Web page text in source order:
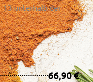
13 unterhalb der
66,90 €